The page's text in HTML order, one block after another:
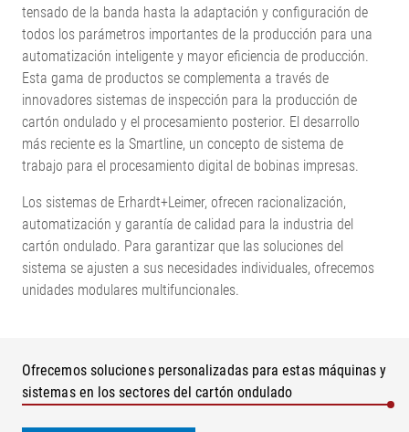
tensado de la banda hasta la adaptación y configuración de
todos los parámetros importantes de la producción para una
automatización inteligente y mayor eficiencia de producción.
Esta gama de productos se complementa a través de
innovadores sistemas de inspección para la producción de
cartón ondulado y el procesamiento posterior. El desarrollo
más reciente es la Smartline, un concepto de sistema de
trabajo para el procesamiento digital de bobinas impresas.
Los sistemas de Erhardt+Leimer, ofrecen racionalización,
automatización y garantía de calidad para la industria del
cartón ondulado. Para garantizar que las soluciones del
sistema se ajusten a sus necesidades individuales, ofrecemos
unidades modulares multifuncionales.
Ofrecemos soluciones personalizadas para estas máquinas y
sistemas en los sectores del cartón ondulado